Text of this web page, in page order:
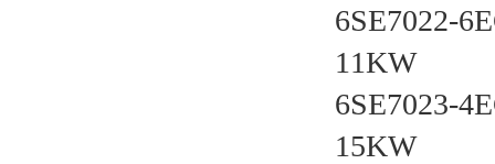
6SE7022-
11KW
6SE7023-
15KW